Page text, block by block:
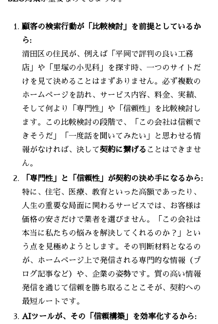
顧客の検索行動が「比較検討」を前提としているか
ら:
清田区の住民が、例えば「平岡で評判の良い工務
店」や「里塚の小児科」を探す時、一つのサイトだ
けを見て決めることはまずありません。必ず複数の
ホームページを訪れ、サービス内容、料金、実績、
そして何より「専門性」や「信頼性」を比較検討し
ます。この比較検討の段階で、「この会社は信頼で
きそうだ」「一度話を聞いてみたい」と思わせる情
報がなければ、決して契約に繋げる ことはできませ
ん。
「専門性」と「信頼性」が契約の決め手になるから:
特に、住宅、医療、教育といった高額であったり、
人生の重要な局面に関わるサービスでは、お客様は
価格の安さだけで業者を選びません。「この会社は
本当に私たちの悩みを解決してくれるのか？」とい
う点を見極めようとします。その判断材料となるの
が、ホームページ上で発信される専門的な情報（ブ
ログ記事など）や、企業の姿勢です。質の高い情報
発信を通じて信頼を勝ち取ることこそが、契約への
最短ルートです。
AIツールが、その「信頼構築」を効率化するから: